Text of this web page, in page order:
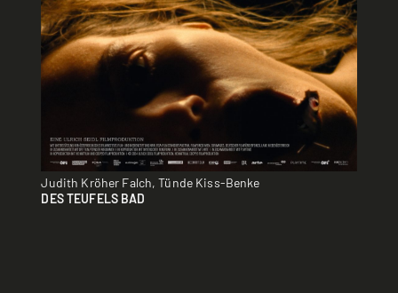
Judith Kröher Falch, Tünde Kiss-Benke
DES TEUFELS BAD